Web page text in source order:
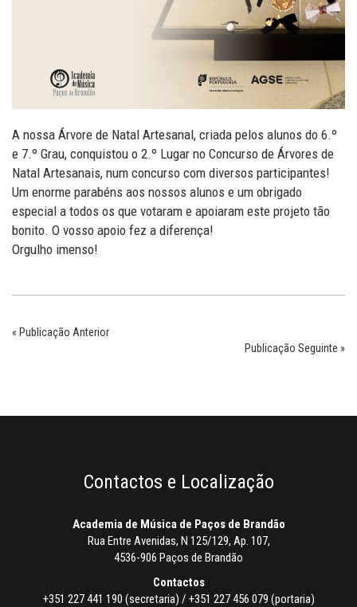
A nossa Árvore de Natal Artesanal, criada pelos alunos do 6.º
e 7.º Grau, conquistou o 2.º Lugar no Concurso de Árvores de
Natal Artesanais, num concurso com diversos participantes!
Um enorme parabéns aos nossos alunos e um obrigado
especial a todos os que votaram e apoiaram este projeto tão
bonito. O vosso apoio fez a diferença!
Orgulho imenso!
« Publicação Anterior
Publicação Seguinte »
Contactos e Localização
Academia de Música de Paços de Brandão
Rua Entre Avenidas, N 125/129, Ap. 107,
4536-906 Paços de Brandão
Contactos
+351 227 441 190 (secretaria) / +351 227 456 079 (portaria)